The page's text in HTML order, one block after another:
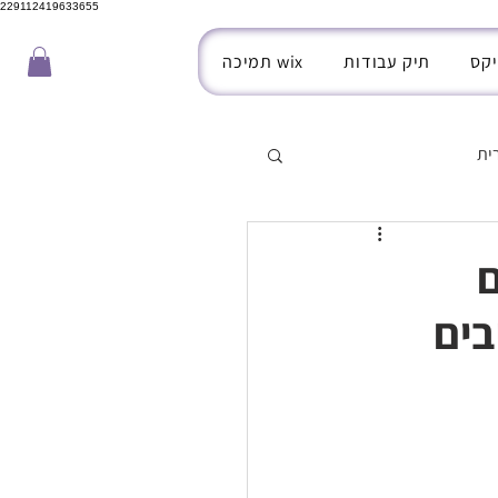
229112419633655
תיק עבודות תמיכה wix